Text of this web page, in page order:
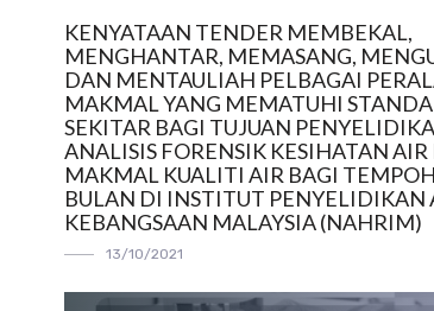
KENYATAAN TENDER MEMBEKAL,
MENGHANTAR, MEMASANG,
DAN MENTAULIAH PELBAGAI
MAKMAL YANG MEMATUHI
SEKITAR BAGI TUJUAN
ANALISIS FORENSIK KESIHATAN AIR
MAKMAL KUALITI AIR BAGI
BULAN DI INSTITUT PENYELIDIKAN
KEBANGSAAN MALAYSIA (NAHRIM)
13/10/2021